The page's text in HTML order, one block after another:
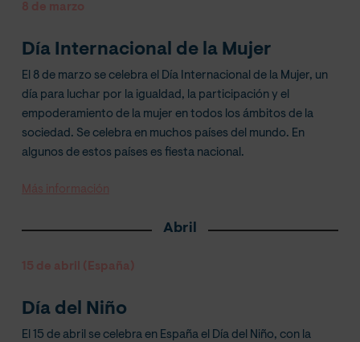
8 de marzo
Día Internacional de la Mujer
El 8 de marzo se celebra el Día Internacional de la Mujer, un
día para luchar por la igualdad, la participación y el
empoderamiento de la mujer en todos los ámbitos de la
sociedad. Se celebra en muchos países del mundo. En
algunos de estos países es fiesta nacional.
Más información
Abril
15 de abril (España)
Día del Niño
El 15 de abril se celebra en España el Día del Niño, con la